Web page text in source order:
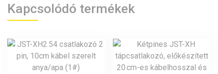
Kapcsolódó termékek